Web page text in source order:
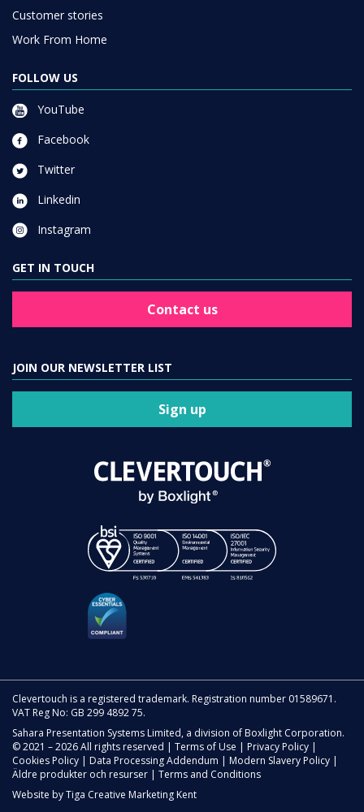
Customer stories
Work From Home
FOLLOW US
YouTube
Facebook
Twitter
Linkedin
Instagram
GET IN TOUCH
Contact us
JOIN OUR NEWSLETTER LIST
Sign up
Clevertouch is a registered trademark. Registration number 01589671.
VAT Reg No: GB 299 4892 75.
Sahara Presentation Systems Limited, a division of Boxlight Corporation.
© 2021 – 2026 All rights reserved | Terms of Use | Privacy Policy |
Cookies Policy | Data Processing Addendum | Modern Slavery Policy |
Äldre produkter och resurser | Terms and Conditions
Website byTiga Creative Marketing Kent